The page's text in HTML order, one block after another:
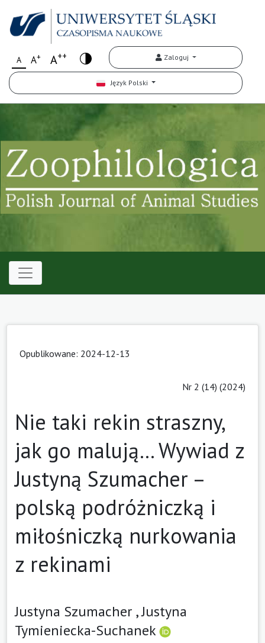
A A+ A++ Zaloguj
Język Polski
Opublikowane: 2024-12-13
Nr 2 (14) (2024)
Nie taki rekin straszny,
jak go malują… Wywiad z
Justyną Szumacher –
polską podróżniczką i
miłośniczką nurkowania
z rekinami
Justyna Szumacher ,Justyna
Tymieniecka-Suchanek